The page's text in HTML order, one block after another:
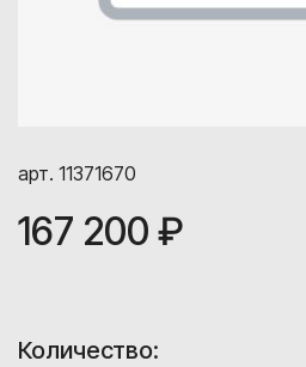
арт. 11371670
167 200 ₽
Количество: